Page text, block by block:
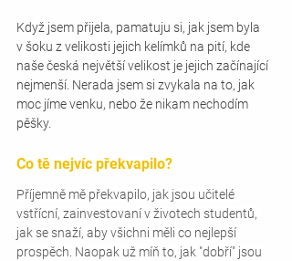
Když jsem přijela, pamatuju si, jak jsem byla
v šoku z velikosti jejich kelímků na pití, kde
naše česká největší velikost je jejich začínající
nejmenší. Nerada jsem si zvykala na to, jak
moc jíme venku, nebo že nikam nechodím
pěšky.
Co tě nejvíc překvapilo?
Příjemně mě překvapilo, jak jsou učitelé
vstřícní, zainvestovaní v životech studentů,
jak se snaží, aby všichni měli co nejlepší
prospěch. Naopak už míň to, jak "dobří" jsou